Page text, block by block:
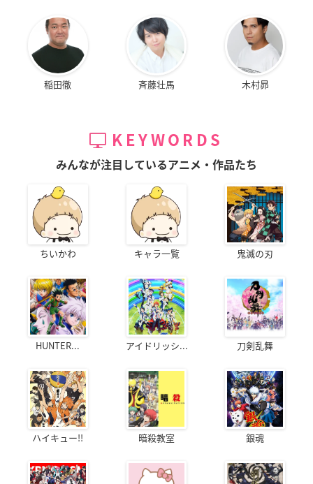
稲田徹 斉藤壮馬 木村昴
KEYWORDS
みんなが注目しているアニメ・作品たち
ちいかわ キャラ一覧 鬼滅の刃
HUNTER... アイドリッシ... 刀剣乱舞
ハイキュー!! 暗殺教室 銀魂